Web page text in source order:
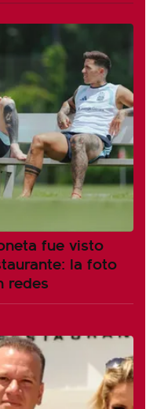
fue visto
la foto
redes